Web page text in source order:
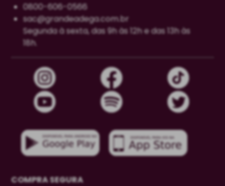
0800-606-0566
sac@grandeadega.com.br
Segunda à sexta, das 9h às 12h e das 13h às
18h.
COMPRA SEGURA